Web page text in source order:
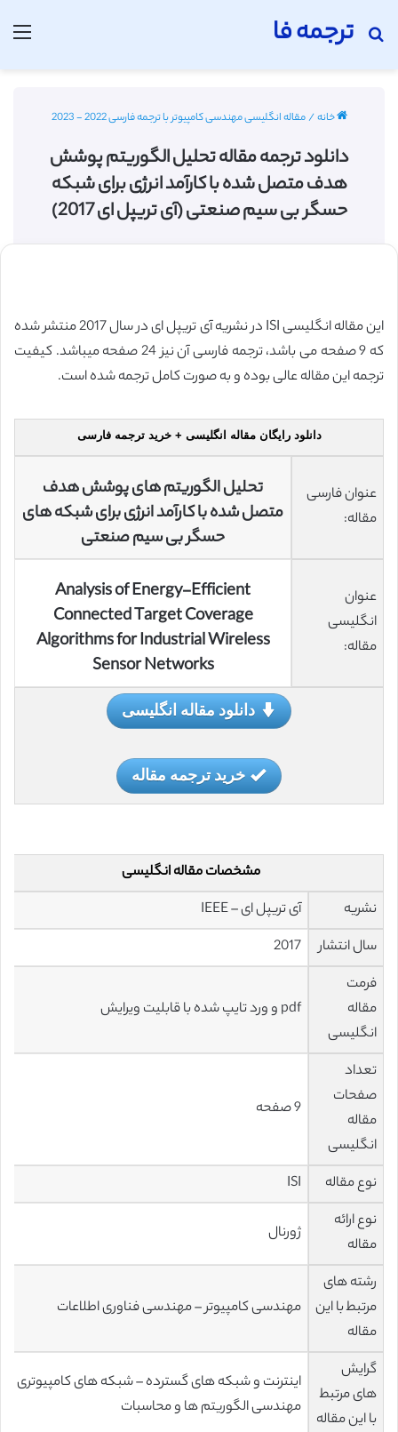
ترجمه فا
جستجو برای
خانه/مقاله انگلیسی مهندسی کامپیوتر با ترجمه فارسی 2022 - 2023
دانلود ترجمه مقاله تحلیل الگوریتم پوشش
هدف متصل شده با کارآمد انرژی برای شبکه
حسگر بی سیم صنعتی (آی تریپل ای 2017)
این مقاله انگلیسی ISI در نشریه آی تریپل ای در سال 2017 منتشر شده
که 9 صفحه می باشد، ترجمه فارسی آن نیز 24 صفحه میباشد. کیفیت
ترجمه این مقاله عالی بوده و به صورت کامل ترجمه شده است.
دانلود رایگان مقاله انگلیسی + خرید ترجمه فارسی
عنوان فارسی
مقاله:
تحلیل الگوریتم های پوشش هدف
متصل شده با کارآمد انرژی برای شبکه های
حسگر بی سیم صنعتی
عنوان
انگلیسی
مقاله:
Analysis of Energy-Efficient
Connected Target Coverage
Algorithms for Industrial Wireless
Sensor Networks
دانلود مقاله انگلیسی
خرید ترجمه مقاله
مشخصات مقاله انگلیسی
نشریه
آی تریپل ای – IEEE
سال انتشار
2017
فرمت
مقاله
انگلیسی
pdf و ورد تایپ شده با قابلیت ویرایش
تعداد
صفحات
مقاله
انگلیسی
9 صفحه
نوع مقاله
ISI
نوع ارائه
مقاله
ژورنال
رشته های
مرتبط با این
مقاله
مهندسی کامپیوتر – مهندسی فناوری اطلاعات
گرایش
های مرتبط
با این مقاله
اینترنت و شبکه های گسترده – شبکه های کامپیوتری –
مهندسی الگوریتم ها و محاسبات